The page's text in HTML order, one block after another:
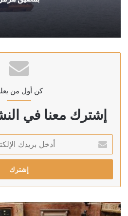
كن أول من
إشترك معنا في
بريدك
الإلكتروني